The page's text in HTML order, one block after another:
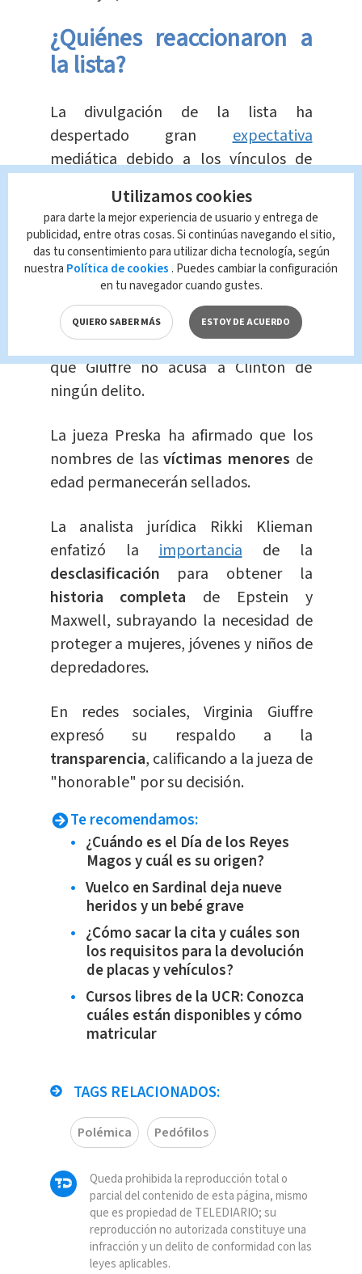
¿Quiénes reaccionaron a
la lista?
La divulgación de la lista ha
despertado granexpectativa
mediática debido a los vínculos de
incluyendopolíticos, ejecutivos y
miembros de la realeza.
Se anticipa que personalidades como
príncipe británico Andrew
expresidenteBill Clintonaparezcan en
los documentos, aunque se subraya
que Giuffre no acusa a Clinton de
ningún delito.
La jueza Preska ha afirmado que los
nombres de lasvíctimas menores de
edad permanecerán sellados.
La analista jurídica Rikki Klieman
enfatizó laimportanciade la
desclasificación para obtener la
historia completa de Epstein y
Maxwell, subrayando la necesidad de
proteger a mujeres, jóvenes y niños de
depredadores.
En redes sociales, Virginia Giuffre
expresó su respaldo a la
transparencia, calificando a la jueza de
"honorable" por su decisión.
Te recomendamos:
¿Cuándo es el Día de los Reyes
Magos y cuál es su origen?
Vuelco en Sardinal deja nueve
heridos y un bebé grave
¿Cómo sacar la cita y cuáles son
los requisitos para la devolución
de placas y vehículos?
Cursos libres de la UCR: Conozca
cuáles están disponibles y cómo
matricular
TAGS RELACIONADOS:
Polémica Pedófilos
Queda prohibida la reproducción total o
parcial del contenido de esta página, mismo
que es propiedad de TELEDIARIO; su
reproducción no autorizada constituye una
infracción y un delito de conformidad con las
leyes aplicables.
Utilizamos cookies
para darte la mejor experiencia de usuario y entrega de
publicidad, entre otras cosas. Si continúas navegando el sitio,
das tu consentimiento para utilizar dicha tecnología, según
nuestra Política de cookies . Puedes cambiar la configuración
en tu navegador cuando gustes.
QUIERO SABER MÁS ESTOY DE ACUERDO